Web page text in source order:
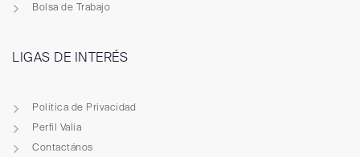
Bolsa de Trabajo
LIGAS DE INTERÉS
Política de Privacidad
Perfil Valia
Contactános